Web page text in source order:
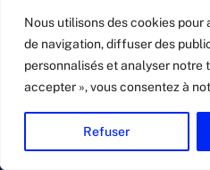
Nous utilisons des cookies
de navigation, diffuser des
personnalisés et analyser notre
accepter », vous consentez à
Refuser
Suivi
Contrôles
assistance dans la
Voir nos autres études